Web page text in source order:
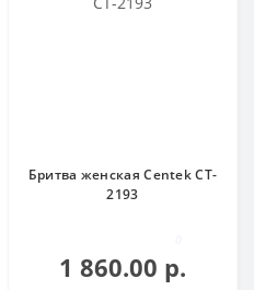
Бритва женская Centek CT-
2193
1 860.00 р.